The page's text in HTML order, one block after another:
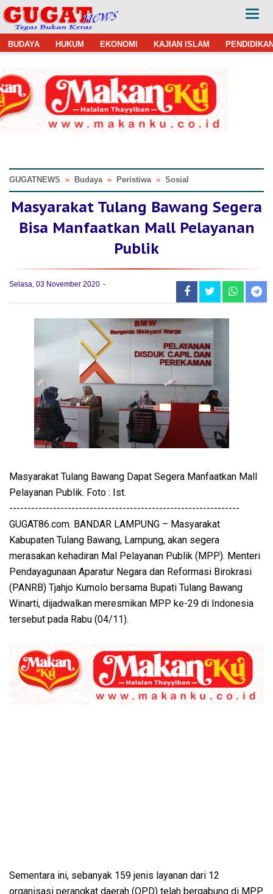
BUDAYA HUKUM EKONOMI KAJIAN ISLAM
GUGATNEWS » Budaya » Peristiwa » Sosial
Masyarakat Tulang Bawang Segera
Bisa Manfaatkan Mall Pelayanan
Publik
Selasa, 03 November 2020
Masyarakat Tulang Bawang Dapat Segera Manfaatkan Mall
Pelayanan Publik. Foto : Ist.
---------------------------------------------------------------
GUGAT86.com. BANDAR LAMPUNG – Masyarakat
Kabupaten Tulang Bawang, Lampung, akan segera
merasakan kehadiran Mal Pelayanan Publik (MPP). Menteri
Pendayagunaan Aparatur Negara dan Reformasi Birokrasi
(PANRB) Tjahjo Kumolo bersama Bupati Tulang Bawang
Winarti, dijadwalkan meresmikan MPP ke-29 di Indonesia
tersebut pada Rabu (04/11).
Sementara ini, sebanyak 159 jenis layanan dari 12
organisasi perangkat daerah (OPD) telah bergabung di MPP